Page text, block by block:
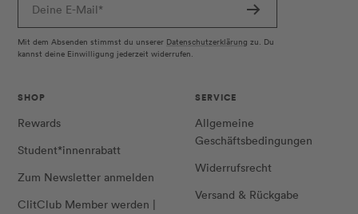
Deine E-Mail*
Mit dem Absenden stimmst du unserer Datenschutzerklärung zu. Du
kannst deine Einwilligung jederzeit widerrufen.
SHOP
Rewards
Student*innenrabatt
Zum Newsletter anmelden
ClitClub Member werden |
SERVICE
Allgemeine
Geschäftsbedingungen
Widerrufsrecht
Versand & Rückgabe